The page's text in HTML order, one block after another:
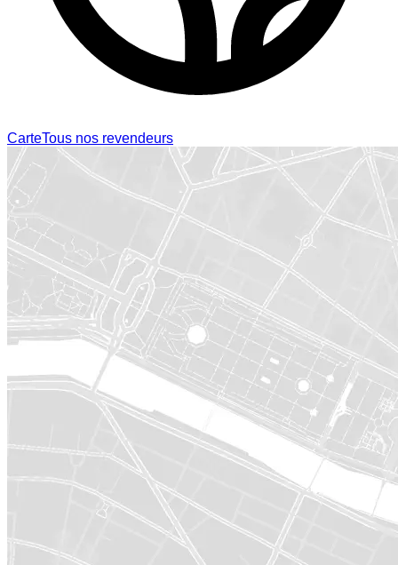
CarteTous nos revendeurs